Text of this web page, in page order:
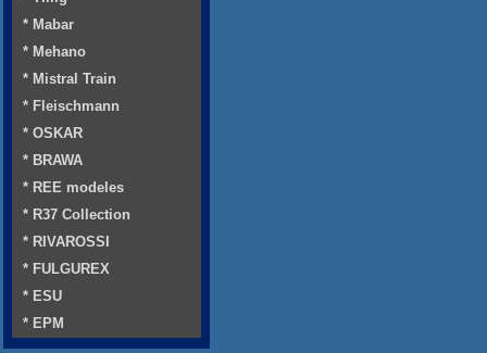
* Mabar
* Mehano
* Mistral Train
* Fleischmann
* OSKAR
* BRAWA
* REE modeles
* R37 Collection
* RIVAROSSI
* FULGUREX
* ESU
* EPM